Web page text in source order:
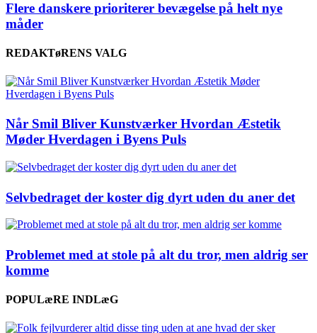
Flere danskere prioriterer bevægelse på helt nye
måder
REDAKTøRENS VALG
Når Smil Bliver Kunstværker Hvordan Æstetik
Møder Hverdagen i Byens Puls
Selvbedraget der koster dig dyrt uden du aner det
Problemet med at stole på alt du tror, men aldrig ser
komme
POPULæRE INDLæG